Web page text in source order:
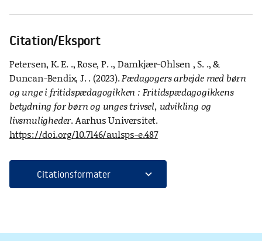
Citation/Eksport
Petersen, K. E. ., Rose, P. ., Damkjær-Ohlsen , S. ., &
Duncan-Bendix, J. . (2023).Pædagogers arbejde med børn
og unge i fritidspædagogikken : Fritidspædagogikkens
betydning for børn og unges trivsel, udvikling og
livsmuligheder. Aarhus Universitet.
https://doi.org/10.7146/aulsps-e.487
Citationsformater expand_more